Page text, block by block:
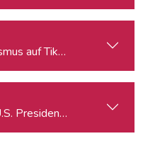
auf TikTok
Presidential Elections: